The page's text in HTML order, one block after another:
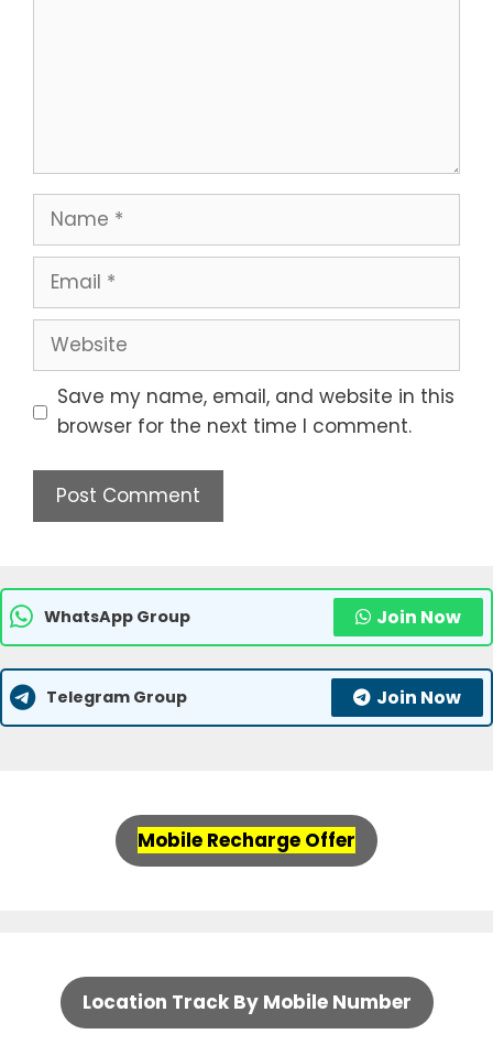
Name
Email
Website
Save my name, email, and website in this
browser for the next time I comment.
WhatsApp Group Join Now
Telegram Group Join Now
Mobile Recharge Offer
Location Track By Mobile Number